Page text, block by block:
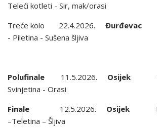
Teleći kotleti - Sir, mak/orasi
Treće kolo 22.4.2026. Đurđevac
- Piletina - Sušena šljiva
Polufinale 11.5.2026. Osijek
Svinjetina - Orasi
Finale 12.5.2026. Osijek
–Teletina – Šljiva